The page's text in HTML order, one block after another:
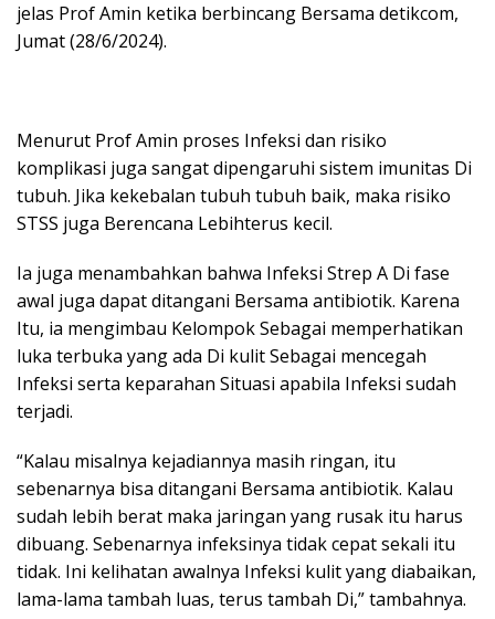
jelas Prof Amin ketika berbincang Bersama detikcom,
Jumat (28/6/2024).
Menurut Prof Amin proses Infeksi dan risiko
komplikasi juga sangat dipengaruhi sistem imunitas Di
tubuh. Jika kekebalan tubuh tubuh baik, maka risiko
STSS juga Berencana Lebihterus kecil.
Ia juga menambahkan bahwa Infeksi Strep A Di fase
awal juga dapat ditangani Bersama antibiotik. Karena
Itu, ia mengimbau Kelompok Sebagai memperhatikan
luka terbuka yang ada Di kulit Sebagai mencegah
Infeksi serta keparahan Situasi apabila Infeksi sudah
terjadi.
“Kalau misalnya kejadiannya masih ringan, itu
sebenarnya bisa ditangani Bersama antibiotik. Kalau
sudah lebih berat maka jaringan yang rusak itu harus
dibuang. Sebenarnya infeksinya tidak cepat sekali itu
tidak. Ini kelihatan awalnya Infeksi kulit yang diabaikan,
lama-lama tambah luas, terus tambah Di,” tambahnya.